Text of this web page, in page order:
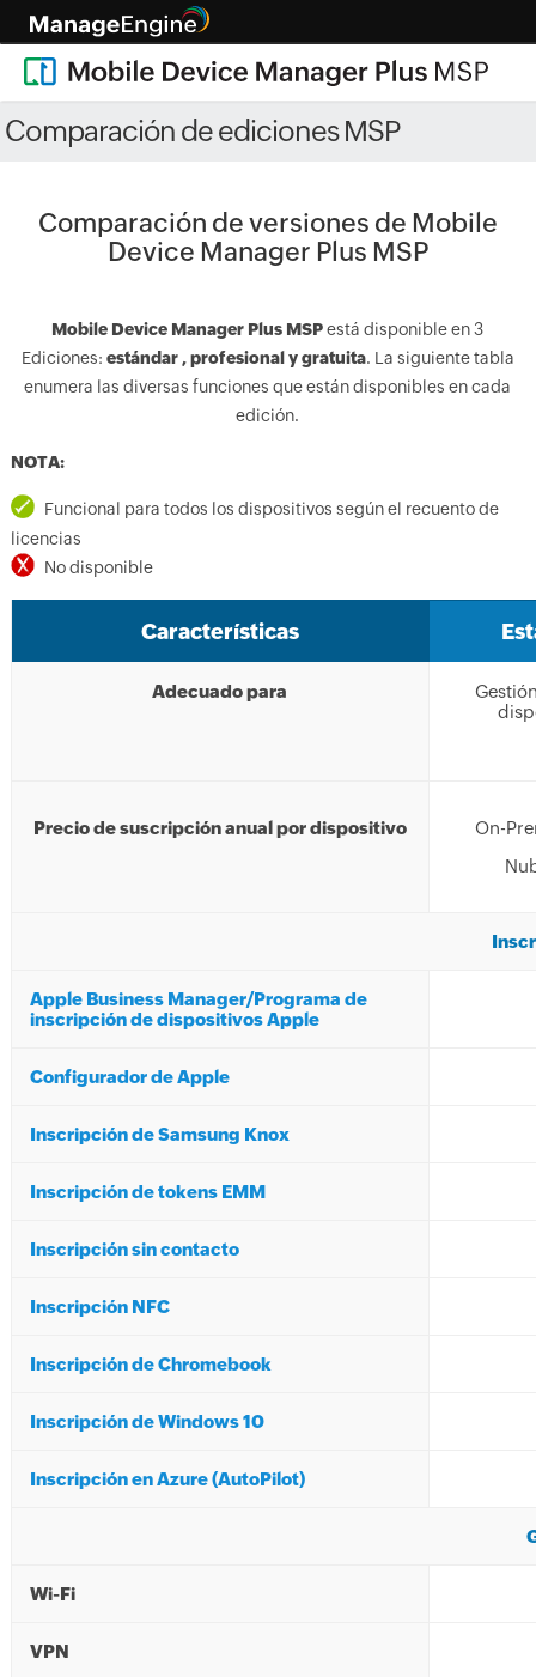
Comparación de ediciones MSP
Comparación de versiones de Mobile
Device Manager Plus MSP
Mobile Device Manager Plus MSPestá disponible en 3
Ediciones: estándar , profesional y gratuita. La siguiente tabla
enumera las diversas funciones que están disponibles en cada
edición.
NOTA:
-
Funcional para todos los dispositivos según el recuento de
licencias
-
No disponible
Características
Adecuado para
Precio de suscripción anual por dispositivo
On-
Apple Business Manager/Programa de
inscripción de dispositivos Apple
Configurador de Apple
Inscripción de Samsung Knox
Inscripción de tokens EMM
Inscripción sin contacto
Inscripción NFC
Inscripción de Chromebook
Inscripción de Windows 10
Inscripción en Azure (AutoPilot)
Wi-Fi
VPN